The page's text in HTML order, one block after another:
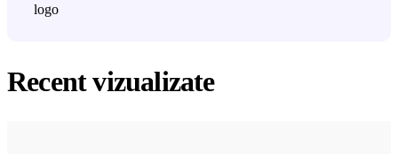
Recent vizualizate